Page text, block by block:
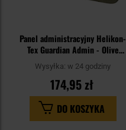
Panel administracyjny Helikon-
Tex Guardian Admin - Olive
Green
Wysyłka: w 24 godziny
174,95 zł
DO KOSZYKA